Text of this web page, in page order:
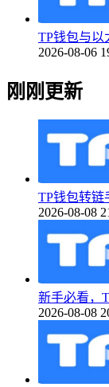
TP钱包与以
2026-08-06
刚刚更新
TP钱包转链
2026-08-08
新手必看，
2026-08-08